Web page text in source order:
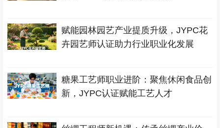
赋能园林园艺产业提质升级，JYPC花
卉园艺师认证助力行业职业化发展
糖果工艺师职业进阶：聚焦休闲食品创
新，JYPC认证赋能工艺人才